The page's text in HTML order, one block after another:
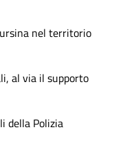
nel territorio
al via il supporto
della Polizia